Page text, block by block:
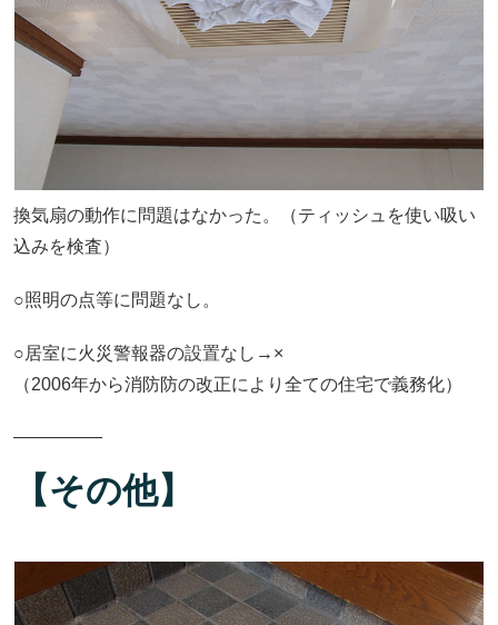
換気扇の動作に問題はなかった。（ティッシュを使い吸い
込みを検査）
○照明の点等に問題なし。
○居室に火災警報器の設置なし→×
（2006年から消防防の改正により全ての住宅で義務化）
―――――
【その他】